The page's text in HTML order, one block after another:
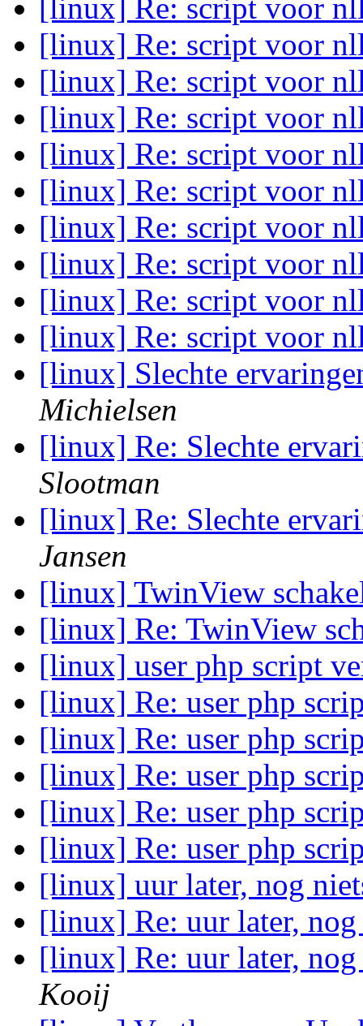
[linux] Re: script voor
[linux] Re: script voor
[linux] Re: script voor
[linux] Re: script voor
[linux] Re: script voor
[linux] Re: script voor
[linux] Re: script voor
[linux] Re: script voor
[linux] Re: script voor
[linux] Re: script voor
[linux] Slechte
Michielsen
[linux] Re: Slechte
Slootman
[linux] Re: Slechte
Jansen
[linux] TwinView
[linux] Re: TwinView
[linux] user php script
[linux] Re: user php
[linux] Re: user php
[linux] Re: user php
[linux] Re: user php
[linux] Re: user php
[linux] uur later, nog
[linux] Re: uur later,
[linux] Re: uur later,
Kooij